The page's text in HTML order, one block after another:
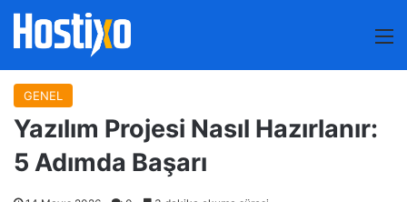
GENEL
Yazılım Projesi Nasıl Hazırlanır:
5 Adımda Başarı